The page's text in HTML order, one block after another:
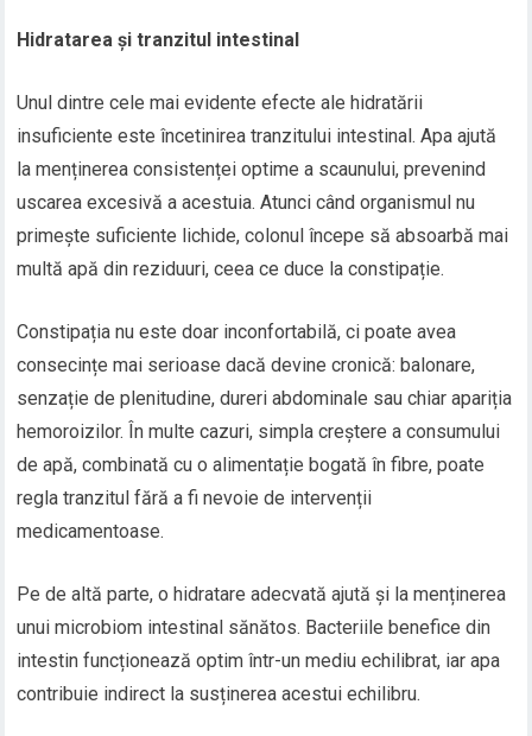
Hidratarea și tranzitul intestinal
Unul dintre cele mai evidente efecte ale hidratării
insuficiente este încetinirea tranzitului intestinal. Apa ajută
la menținerea consistenței optime a scaunului, prevenind
uscarea excesivă a acestuia. Atunci când organismul nu
primește suficiente lichide, colonul începe să absoarbă mai
multă apă din reziduuri, ceea ce duce la constipație.
Constipația nu este doar inconfortabilă, ci poate avea
consecințe mai serioase dacă devine cronică: balonare,
senzație de plenitudine, dureri abdominale sau chiar apariția
hemoroizilor. În multe cazuri, simpla creștere a consumului
de apă, combinată cu o alimentație bogată în fibre, poate
regla tranzitul fără a fi nevoie de intervenții
medicamentoase.
Pe de altă parte, o hidratare adecvată ajută și la menținerea
unui microbiom intestinal sănătos. Bacteriile benefice din
intestin funcționează optim într-un mediu echilibrat, iar apa
contribuie indirect la susținerea acestui echilibru.